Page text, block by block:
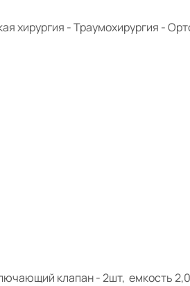
хирургия - Траумохирургия -
клапан - 2шт, емкость